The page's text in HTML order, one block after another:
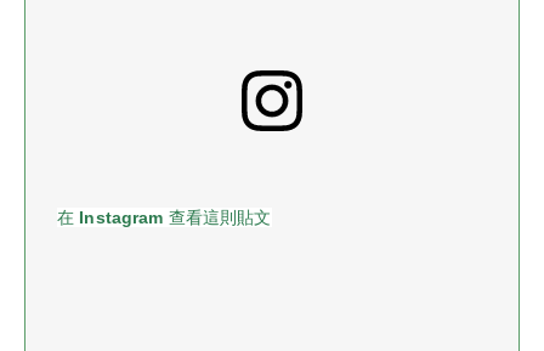
在 Instagram 查看這則貼文